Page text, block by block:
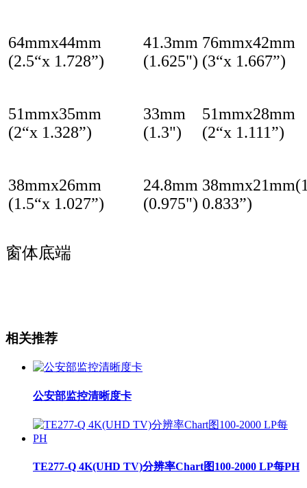
64mmx44mm
(2.5“x 1.728”)
41.3mm
(1.625")
76mmx42mm
(3“x 1.667”)
51mmx35mm
(2“x 1.328”)
33mm
(1.3")
51mmx28mm
(2“x 1.111”)
38mmx26mm
(1.5“x 1.027”)
24.8mm
(0.975") 0.833”)
窗体底端
相关推荐
公安部监控清晰度卡
TE277-Q 4K(UHD TV)分辨率Chart图100-2000 LP每PH